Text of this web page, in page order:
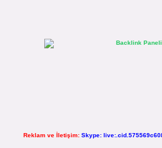
Reklam ve İletişim: Skype: